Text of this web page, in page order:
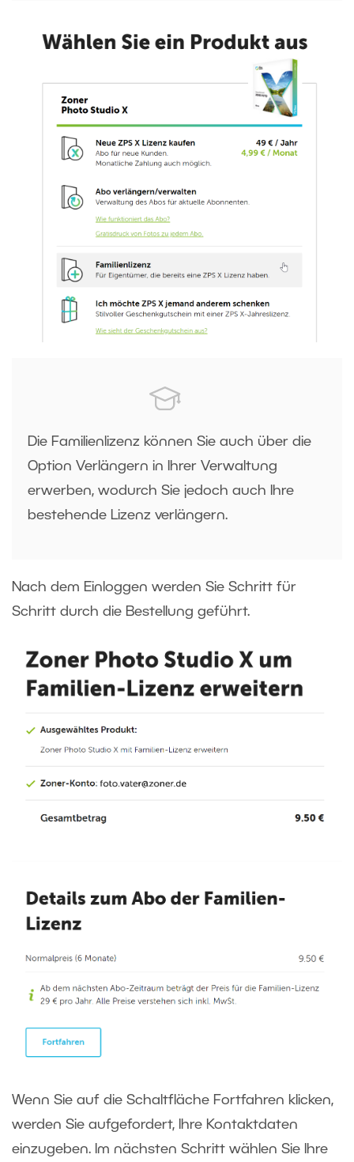
Die Familienlizenz können Sie auch über die
Option Verlängern in Ihrer Verwaltung
erwerben, wodurch Sie jedoch auch Ihre
bestehende Lizenz verlängern.
Nach dem Einloggen werden Sie Schritt für
Schritt durch die Bestellung geführt.
Wenn Sie auf die Schaltfläche Fortfahren klicken,
werden Sie aufgefordert, Ihre Kontaktdaten
einzugeben. Im nächsten Schritt wählen Sie Ihre